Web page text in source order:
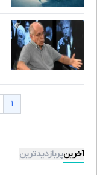
۱
آخرینپربازدیدترین